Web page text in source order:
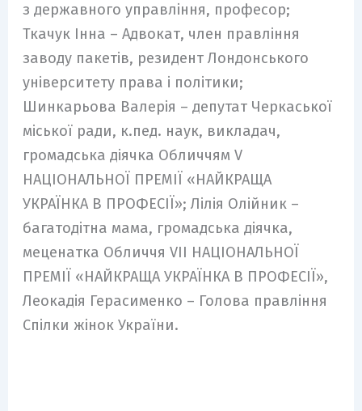
з державного управління, професор;
Ткачук Інна – Адвокат, член правління
заводу пакетів, резидент Лондонського
університету права і політики;
Шинкарьова Валерія – депутат Черкаської
міської ради, к.пед. наук, викладач,
громадська діячка Обличчям V
НАЦІОНАЛЬНОЇ ПРЕМІЇ «НАЙКРАЩА
УКРАЇНКА В ПРОФЕСІЇ»; Лілія Олійник –
багатодітна мама, громадська діячка,
меценатка Обличчя VIІ НАЦІОНАЛЬНОЇ
ПРЕМІЇ «НАЙКРАЩА УКРАЇНКА В ПРОФЕСІЇ»,
Леокадія Герасименко – Голова правління
Спілки жінок України.